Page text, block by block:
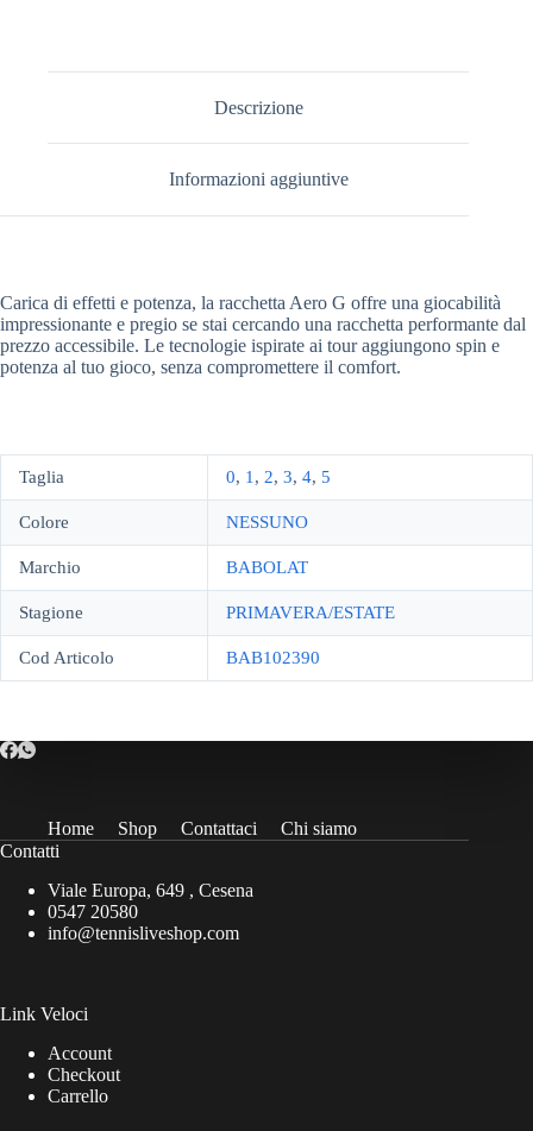
Descrizione
Informazioni aggiuntive
Carica di effetti e potenza, la racchetta Aero G offre una giocabilità
impressionante e pregio se stai cercando una racchetta performante dal
prezzo accessibile. Le tecnologie ispirate ai tour aggiungono spin e
potenza al tuo gioco, senza compromettere il comfort.
Taglia 0, 1 , 2, 3, 4, 5
Colore NESSUNO
Marchio BABOLAT
Stagione PRIMAVERA/ESTATE
Cod Articolo BAB102390
Home Shop Contattaci
Chi siamo
Contatti
Viale Europa, 649 , Cesena
0547 20580
info@tennisliveshop.com
Link Veloci
Account
Checkout
Carrello